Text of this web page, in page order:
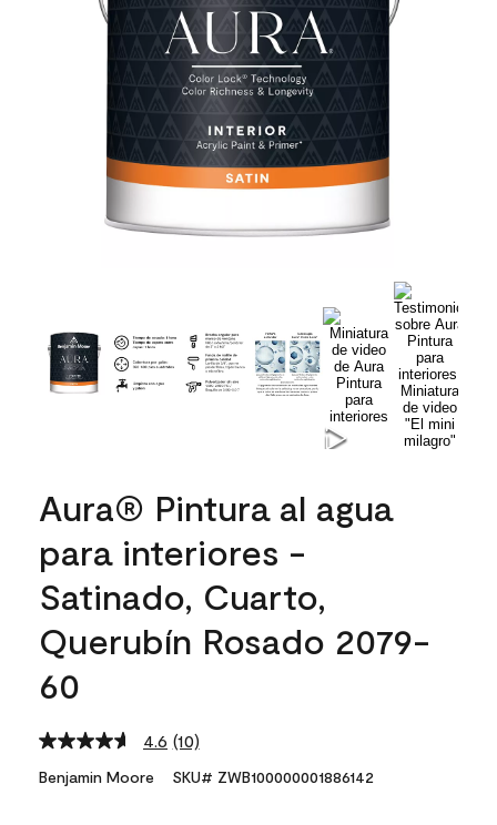
Aura® Pintura al agua
para interiores -
Satinado, Cuarto,
Querubín Rosado 2079-
60
4.6 Read
10
Reviews.
(10)
Benjamin Moore SKU# ZWB100000001886142